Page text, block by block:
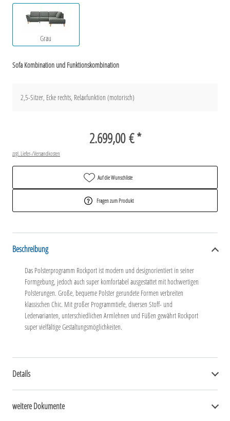
Grau
Sofa Kombination und Funktionskombination
2,5-Sitzer, Ecke rechts, Relaxfunktion (motorisch)
2.699,00 € *
zzgl. Liefer-/Versandkosten
Auf die Wunschliste
Fragen zum Produkt
Beschreibung
Das Polsterprogramm Rockport ist modern und designorientiert in seiner
Formgebung, jedoch auch super komfortabel ausgestattet mit hochwertigen
Polsterungen. Große, bequeme Polster gerundete Formen verbreiten
klassischen Chic. Mit großer Programmtiefe, diversen Stoff- und
Ledervarianten, unterschiedlichen Armlehnen und Füßen gewährt Rockport
super vielfältige Gestaltungsmöglichkeiten.
Details
weitere Dokumente